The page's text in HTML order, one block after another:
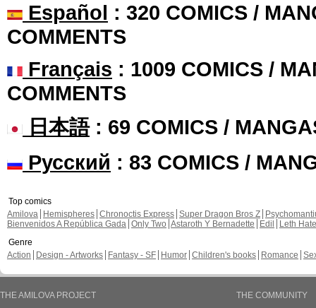
Español : 320 COMICS /
COMMENTS
Français : 1009 COMICS /
COMMENTS
日本語: 69 COMICS /
Русский : 83 COMICS /
Top comics
Amilova
Hemispheres Chronoctis Express Super Dragon Bros Z
Bienvenidos A República Gada Only Two Astaroth Y Bernadette Edil
Leth Hate
Genre
Action
Design - Artworks Fantasy - SF Humor Children's books Romance
THE AMILOVA PROJECT
THE COMMUNITY